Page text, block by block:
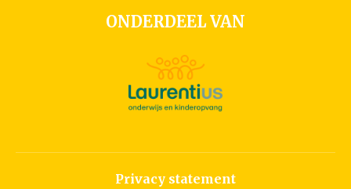
ONDERDEEL VAN
Privacy statement